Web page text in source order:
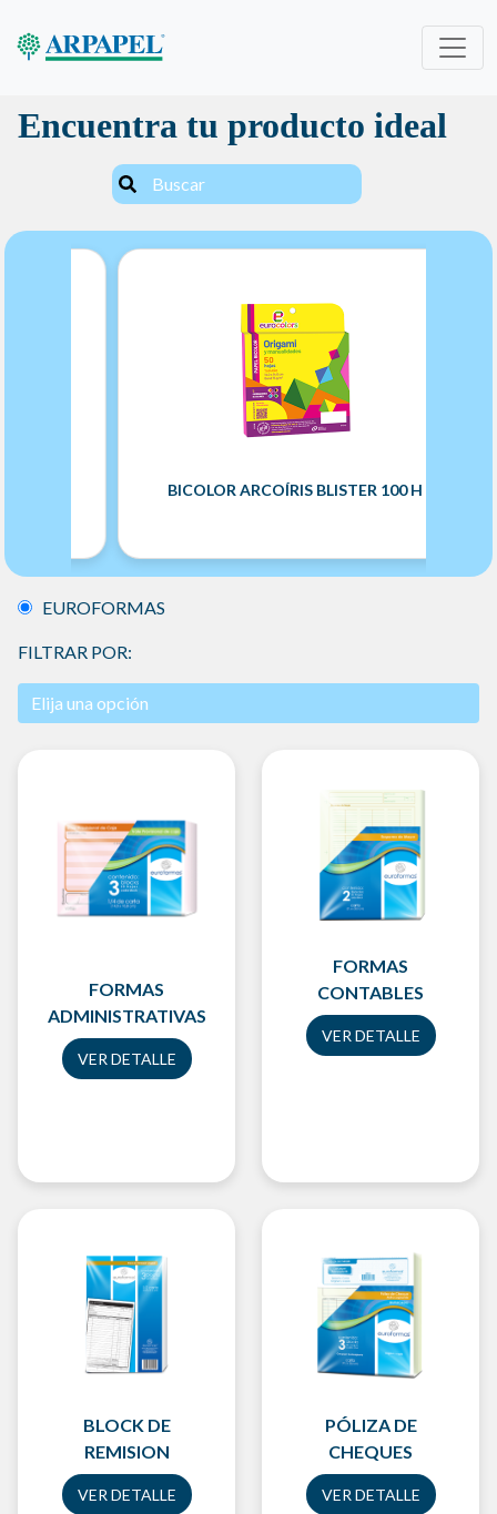
Encuentra tu producto ideal
BICOLOR ARCOÍRIS BLISTER 100 H
EUROFORMAS
FILTRAR POR:
FORMAS
ADMINISTRATIVAS
VER DETALLE
FORMAS
CONTABLES
VER DETALLE
BLOCK DE
REMISION
VER DETALLE
PÓLIZA DE
CHEQUES
VER DETALLE